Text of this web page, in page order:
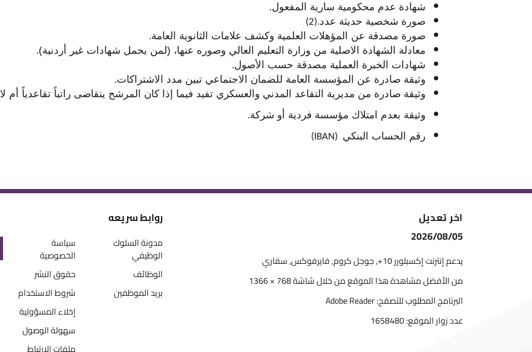
شهادة عدم محكومية سارية المفعول.
صورة شخصية حديثة عدد(2).
صورة مصدقة عن المؤهلات العلمية وكشف علامات الثانوية العامة.
معادلة الشهادة الاصلية من وزارة التعليم العالي وصوره عنها، (لمن يحمل شهادات غير أردنية).
شهادات الخبرة العملية مصدقة حسب الأصول.
وثيقة صادرة عن المؤسسة العامة للضمان الاجتماعي تبين مدد الاشتراكات.
وثيقة صادرة من مديرية التقاعد المدني والعسكري تفيد فيما إذا كان المرشح يتقاضى راتباً تقاعدياً أم لا
وثيقة بعدم امتلاك مؤسسة فردية أو شركة.
رقم الحساب البنكي (IBAN)
اخر تعديل
2026/08/05
يدعم إنترنت إكسبلورر 10+, جوجل كروم, فايرفوكس, سفاري
من الأفضل مشاهدة هذا الموقع من خلال شاشة 768 × 1366
البرنامج المطلوب للتصفح: Adobe Reader
عدد زوار الموقع:1658480
روابط سريعه
مدونة السلوك
الوظيفي
الوظائف
بريد الموظفين
سياسة
الخصوصية
حقوق النشر
شروط الاستخدام
إخلاء المسؤولية
سهولة الوصول